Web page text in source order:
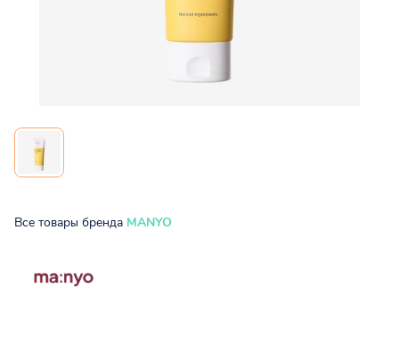
Все товары бренда MANYO